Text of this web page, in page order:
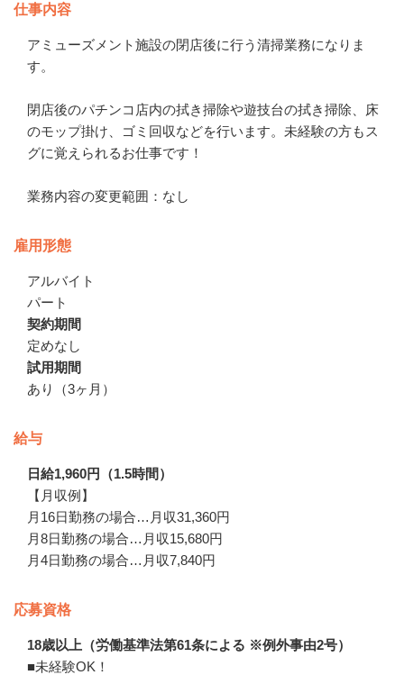
仕事内容
アミューズメント施設の閉店後に行う清掃業務になりま
す。
閉店後のパチンコ店内の拭き掃除や遊技台の拭き掃除、床
のモップ掛け、ゴミ回収などを行います。未経験の方もス
グに覚えられるお仕事です！
業務内容の変更範囲：なし
雇用形態
アルバイト
パート
契約期間
定めなし
試用期間
あり（3ヶ月）
給与
日給1,960円（1.5時間）
【月収例】
月16日勤務の場合…月収31,360円
月8日勤務の場合…月収15,680円
月4日勤務の場合…月収7,840円
応募資格
18歳以上（労働基準法第61条による ※例外事由2号）
■未経験OK！